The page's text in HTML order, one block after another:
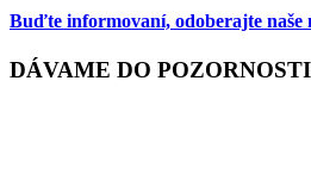
Buďte informovaní, odoberajte naše
DÁVAME DO POZORNOSTI